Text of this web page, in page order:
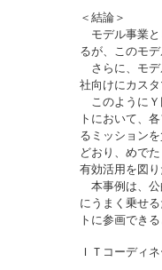
＜結論＞
モデル事業と
るが、このモ
さらに、モデ
社向けにカス
このようにＹ
トにおいて、
るミッション
どおり、めで
有効活用を図
本事例は、公
にうまく乗せ
トに参画でき
ＩＴコーディ